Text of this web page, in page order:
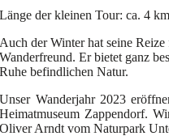
Länge der kleinen Tour: ca. 4 km
Auch der Winter hat seine
Wanderfreund. Er bietet ganz
Ruhe befindlichen Natur.
Unser Wanderjahr 2023
Heimatmuseum Zappendorf.
Oliver Arndt vom Naturpark